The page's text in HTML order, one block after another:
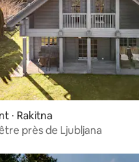
⋅ Rakitna
près de Ljubljana